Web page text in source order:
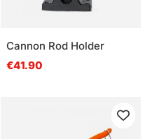
Cannon Rod Holder
€41.90